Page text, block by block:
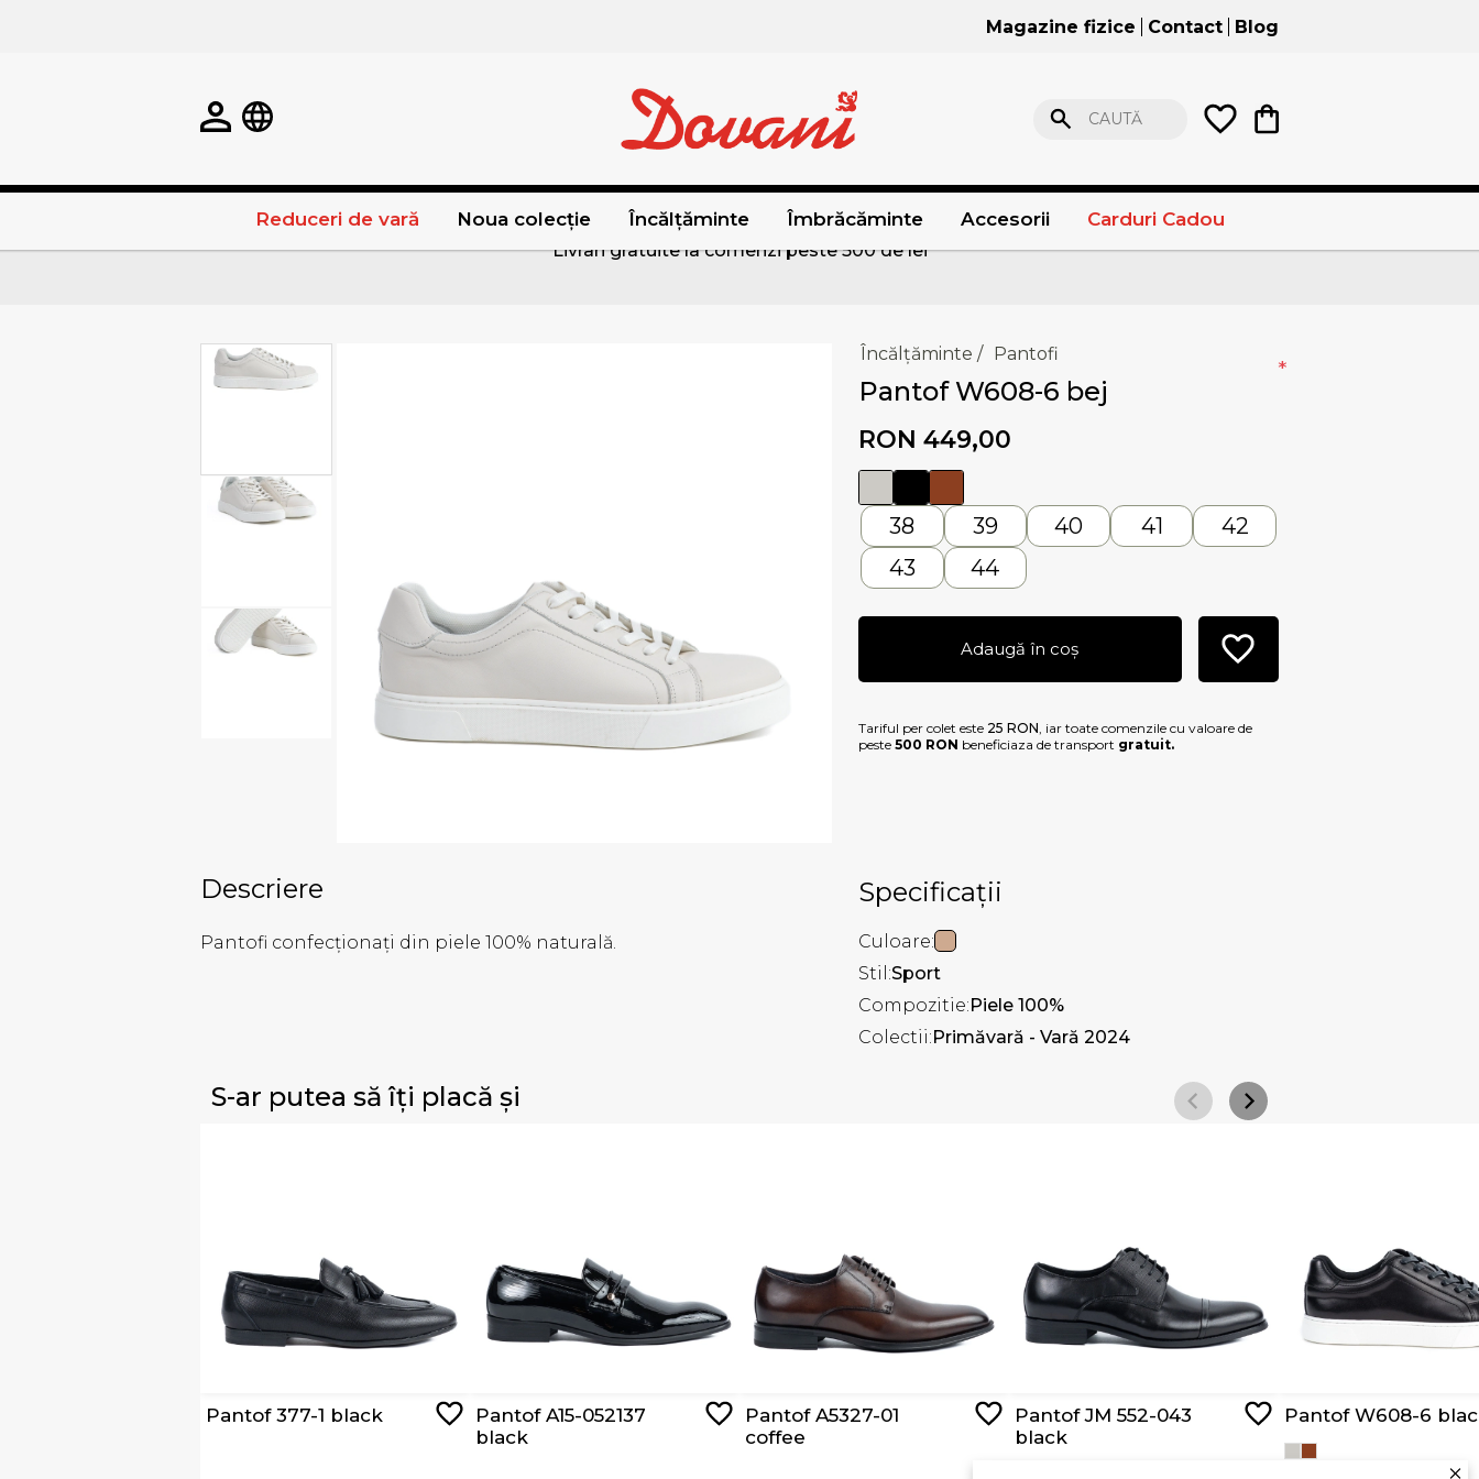
Magazine fizice Contact Blog
CAUTĂ
Reduceri de vară Noua colecție Încălțăminte Îmbrăcăminte Accesorii Carduri Cadou
Livrari gratuite la comenzi peste 500 de lei
Încălțăminte / Pantofi
Pantof W608-6 bej
RON 449,00
*
38 39 40 41
42
43
44
Adaugă în coș
Tariful per colet este 25 RON , iar toate comenzile cu valoare de
peste 500 RON beneficiaza de transport gratuit.
Descriere
Pantofi confecționați din piele 100% naturală.
Specificații
Culoare:
Stil:Sport
Compozitie: Piele 100%
Colectii: Primăvară - Vară 2024
S-ar putea să îți placă și
Pantof 377-1 black
Pantof A15-052137
black
Pantof A5327-01
coffee
Pantof JM 552-043
black
Pantof W608-6